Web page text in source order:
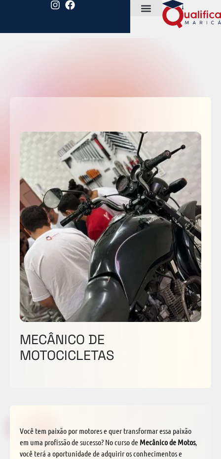
MECÂNICO DE
MOTOCICLETAS
Você tem paixão por motores e quer transformar essa paixão
em uma profissão de sucesso? No curso de Mecânico de Motos,
você terá a oportunidade de adquirir os conhecimentos e